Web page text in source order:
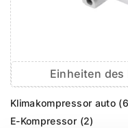
Einheiten
Klimakompressor auto
E-Kompressor (2)